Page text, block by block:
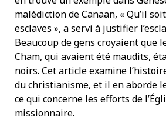
malédiction de Canaan, « Qu’il
esclaves », a servi à justifier
Beaucoup de gens croyaient que
Cham, qui avaient été maudits,
noirs. Cet article examine
du christianisme, et il en aborde
ce qui concerne les efforts de
missionnaire.